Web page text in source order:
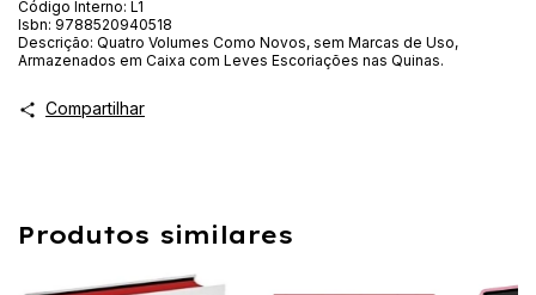
Código Interno: L1
Isbn: 9788520940518
Descrição: Quatro Volumes Como Novos, sem Marcas de Uso,
Armazenados em Caixa com Leves Escoriações nas Quinas.
Compartilhar
Produtos similares